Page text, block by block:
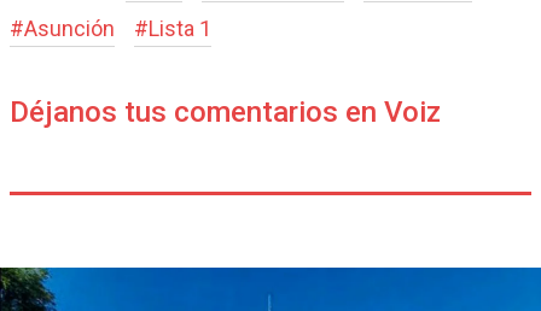
#Asunción #Lista 1
Déjanos tus comentarios en Voiz